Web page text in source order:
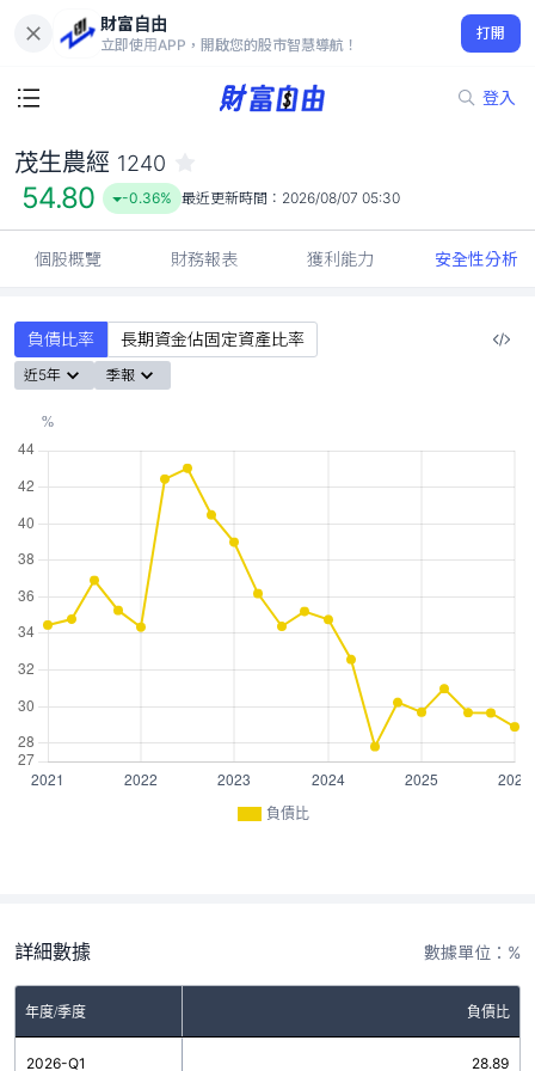
財富自由
立即使用APP，開啟您的股市智慧導航！
打開
登入
54.80
-0.36%
茂生農經 1240
54.80 -0.36% 最近更新時間： 2026/08/07 05:30
個股概覽 財務報表 獲利能力 安全性分析
負債比率 長期資金佔固定資產比率
近5年 季報
負債比
詳細數據 數據單位：%
年度/季度 負債比
2026-Q1 28.89